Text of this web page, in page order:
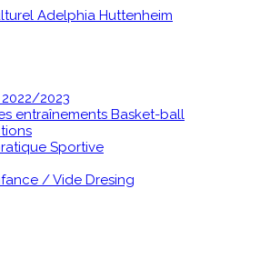
2023
entraînements Basket-ball
Sportive
/ Vide Dresing